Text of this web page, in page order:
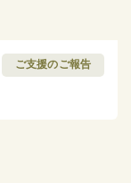
ご支援のご報告